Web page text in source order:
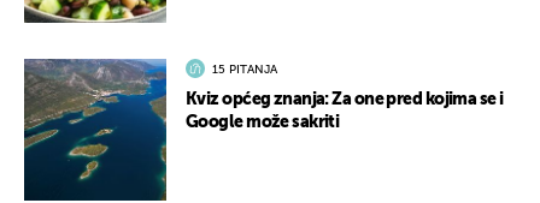
15 PITANJA
Kviz općeg znanja: Za one pred kojima se i
Google može sakriti